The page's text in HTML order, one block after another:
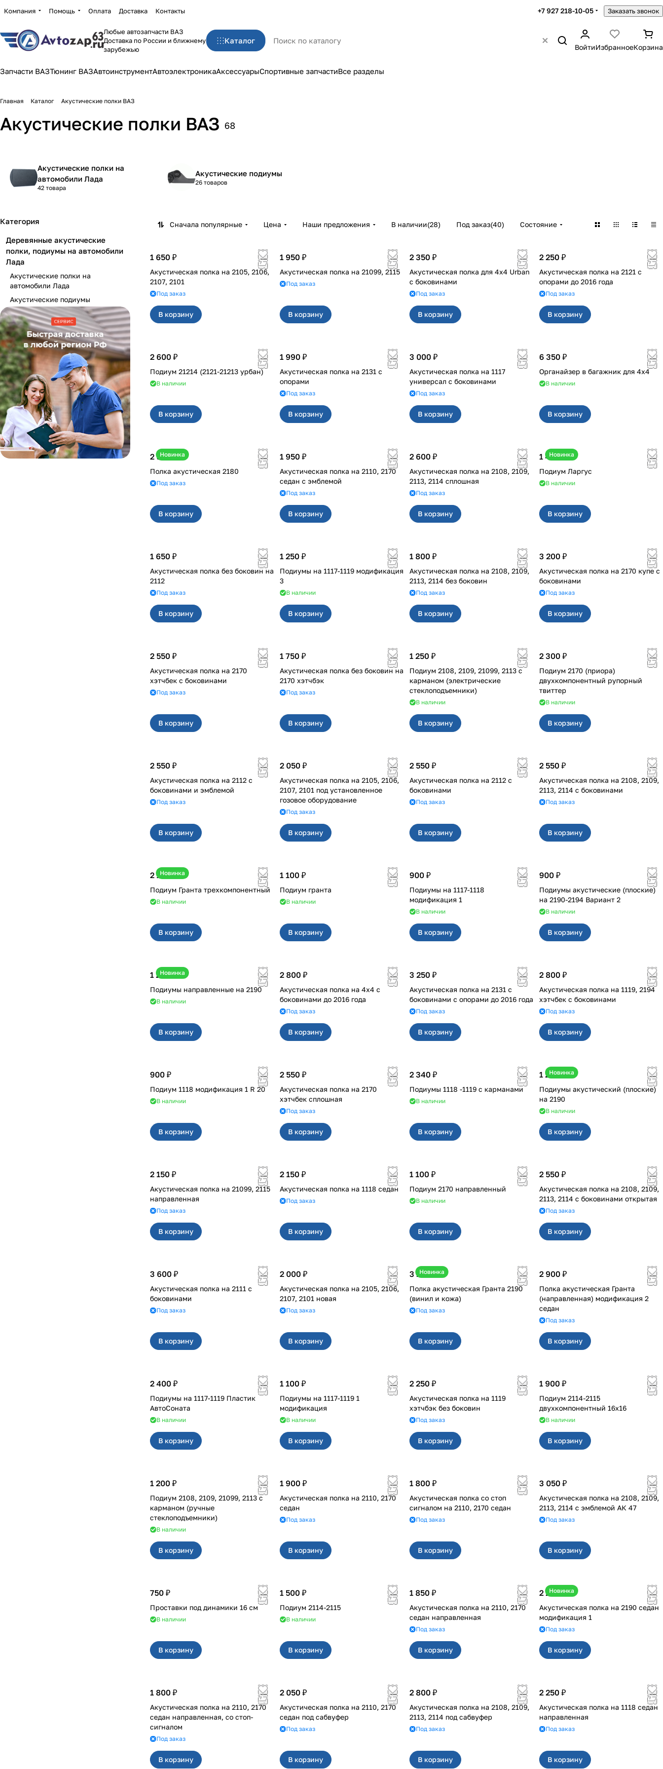
Компания Помощь Оплата Доставка Контакты +7 927 218-10-05 Заказать звонок
Любые автозапчасти ВАЗ
Доставка по России и ближнему
зарубежью
Каталог
ВойтиИзбранноеКорзина
Запчасти ВАЗТюнинг ВАЗАвтоинструментАвтоэлектроникаАксессуарыСпортивные запчастиВсе разделы
Главная Каталог Акустические полки ВАЗ
Акустические полки ВАЗ 68
Акустические полки на
автомобили Лада
42 товара
Акустические подиумы
26 товаров
Сначала популярные Цена Наши предложения В наличии(28) Под заказ(40) Состояние
1 650 ₽
Акустическая полка на 2105, 2106,
2107, 2101
Под заказ
В корзину
1 950 ₽
Акустическая полка на 21099, 2115
Под заказ
В корзину
2 350 ₽
Акустическая полка для 4x4 Urban
с боковинами
Под заказ
В корзину
2 250 ₽
Акустическая полка на 2121 с
опорами до 2016 года
Под заказ
В корзину
2 600 ₽
Подиум 21214 (2121-21213 урбан)
В наличии
В корзину
1 990 ₽
Акустическая полка на 2131 с
опорами
Под заказ
В корзину
3 000 ₽
Акустическая полка на 1117
универсал с боковинами
Под заказ
В корзину
6 350 ₽
Органайзер в багажник для 4x4
В наличии
В корзину
Новинка
2 950 ₽
Полка акустическая 2180
Под заказ
В корзину
1 950 ₽
Акустическая полка на 2110, 2170
седан с эмблемой
Под заказ
В корзину
2 600 ₽
Акустическая полка на 2108, 2109,
2113, 2114 сплошная
Под заказ
В корзину
Новинка
1 400 ₽
Подиум Ларгус
В наличии
В корзину
1 650 ₽
Акустическая полка без боковин на
2112
Под заказ
В корзину
1 250 ₽
Подиумы на 1117-1119 модификация
3
В наличии
В корзину
1 800 ₽
Акустическая полка на 2108, 2109,
2113, 2114 без боковин
Под заказ
В корзину
3 200 ₽
Акустическая полка на 2170 купе с
боковинами
Под заказ
В корзину
2 550 ₽
Акустическая полка на 2170
хэтчбек с боковинами
Под заказ
В корзину
1 750 ₽
Акустическая полка без боковин на
2170 хэтчбэк
Под заказ
В корзину
1 250 ₽
Подиум 2108, 2109, 21099, 2113 с
карманом (электрические
стеклоподъемники)
В наличии
В корзину
2 300 ₽
Подиум 2170 (приора)
двухкомпонентный рупорный
твиттер
В наличии
В корзину
2 550 ₽
Акустическая полка на 2112 с
боковинами и эмблемой
Под заказ
В корзину
2 050 ₽
Акустическая полка на 2105, 2106,
2107, 2101 под установленное
гозовое оборудование
Под заказ
В корзину
2 550 ₽
Акустическая полка на 2112 с
боковинами
Под заказ
В корзину
2 550 ₽
Акустическая полка на 2108, 2109,
2113, 2114 с боковинами
Под заказ
В корзину
Новинка
2 100 ₽
Подиум Гранта трехкомпонентный
В наличии
В корзину
1 100 ₽
Подиум гранта
В наличии
В корзину
900 ₽
Подиумы на 1117-1118
модификация 1
В наличии
В корзину
900 ₽
Подиумы акустические (плоские)
на 2190-2194 Вариант 2
В наличии
В корзину
Новинка
1 200 ₽
Подиумы направленные на 2190
В наличии
В корзину
2 800 ₽
Акустическая полка на 4х4 с
боковинами до 2016 года
Под заказ
В корзину
3 250 ₽
Акустическая полка на 2131 с
боковинами с опорами до 2016 года
Под заказ
В корзину
2 800 ₽
Акустическая полка на 1119, 2194
хэтчбек с боковинами
Под заказ
В корзину
900 ₽
Подиум 1118 модификация 1 R 20
В наличии
В корзину
2 550 ₽
Акустическая полка на 2170
хэтчбек сплошная
Под заказ
В корзину
2 340 ₽
Подиумы 1118 -1119 с карманами
В наличии
В корзину
Новинка
1 200 ₽
Подиумы акустический (плоские)
на 2190
В наличии
В корзину
2 150 ₽
Акустическая полка на 21099, 2115
направленная
Под заказ
В корзину
2 150 ₽
Акустическая полка на 1118 седан
Под заказ
В корзину
1 100 ₽
Подиум 2170 направленный
В наличии
В корзину
2 550 ₽
Акустическая полка на 2108, 2109,
2113, 2114 с боковинами открытая
Под заказ
В корзину
3 600 ₽
Акустическая полка на 2111 с
боковинами
Под заказ
В корзину
2 000 ₽
Акустическая полка на 2105, 2106,
2107, 2101 новая
Под заказ
В корзину
Новинка
3 200 ₽
Полка акустическая Гранта 2190
(винил и кожа)
Под заказ
В корзину
2 900 ₽
Полка акустическая Гранта
(направленная) модификация 2
седан
Под заказ
В корзину
2 400 ₽
Подиумы на 1117-1119 Пластик
АвтоCоната
В наличии
В корзину
1 100 ₽
Подиумы на 1117-1119 1
модификация
В наличии
В корзину
2 250 ₽
Акустическая полка на 1119
хэтчбэк без боковин
Под заказ
В корзину
1 900 ₽
Подиум 2114-2115
двухкомпонентный 16х16
В наличии
В корзину
1 200 ₽
Подиум 2108, 2109, 21099, 2113 с
карманом (ручные
стеклоподъемники)
В наличии
В корзину
1 900 ₽
Акустическая полка на 2110, 2170
седан
Под заказ
В корзину
1 800 ₽
Акустическая полка со стоп
сигналом на 2110, 2170 седан
Под заказ
В корзину
3 050 ₽
Акустическая полка на 2108, 2109,
2113, 2114 с эмблемой АК 47
Под заказ
В корзину
750 ₽
Проставки под динамики 16 см
В наличии
В корзину
1 500 ₽
Подиум 2114-2115
В наличии
В корзину
1 850 ₽
Акустическая полка на 2110, 2170
седан направленная
Под заказ
В корзину
Новинка
2 250 ₽
Акустическая полка на 2190 седан
модификация 1
Под заказ
В корзину
1 800 ₽
Акустическая полка на 2110, 2170
седан направленная, со стоп-
сигналом
Под заказ
В корзину
2 050 ₽
Акустическая полка на 2110, 2170
седан под сабвуфер
Под заказ
В корзину
2 800 ₽
Акустическая полка на 2108, 2109,
2113, 2114 под сабвуфер
Под заказ
В корзину
2 250 ₽
Акустическая полка на 1118 седан
направленная
Под заказ
В корзину
Категория
Деревянные акустические
полки, подиумы на автомобили
Лада
Акустические полки на
автомобили Лада
Акустические подиумы